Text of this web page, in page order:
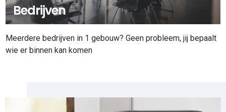
Bedrijven
Meerdere bedrijven in 1 gebouw? Geen probleem, jij bepaalt
wie er binnen kan komen